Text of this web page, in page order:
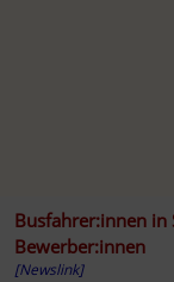
Busfahrer:innen in
Bewerber:innen
[Newslink]